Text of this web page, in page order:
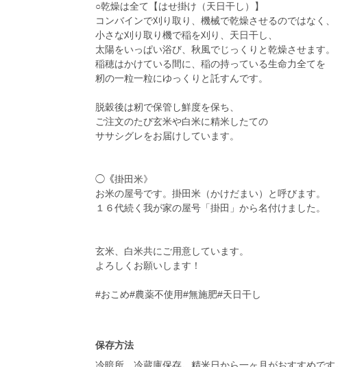
○乾燥は全て【はせ掛け（天日干し）】
コンバインで刈り取り、機械で乾燥させるのではなく、
小さな刈り取り機で稲を刈り、天日干し、
太陽をいっぱい浴び、秋風でじっくりと乾燥させます。
稲穂はかけている間に、稲の持っている生命力全てを
籾の一粒一粒にゆっくりと託すんです。
脱穀後は籾で保管し鮮度を保ち、
ご注文のたび玄米や白米に精米したての
ササシグレをお届けしています。
◯《掛田米》
お米の屋号です。掛田米（かけだまい）と呼びます。
１６代続く我が家の屋号「掛田」から名付けました。
玄米、白米共にご用意しています。
よろしくお願いします！
#おこめ#農薬不使用#無施肥#天日干し
保存方法